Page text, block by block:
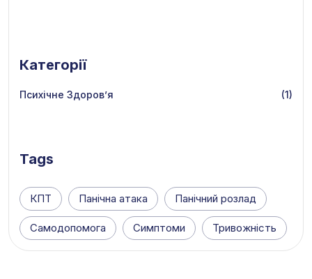
Категорії
Психічне Здоров’я (1)
Tags
КПТ Панічна атака Панічний розлад
Самодопомога Симптоми Тривожність